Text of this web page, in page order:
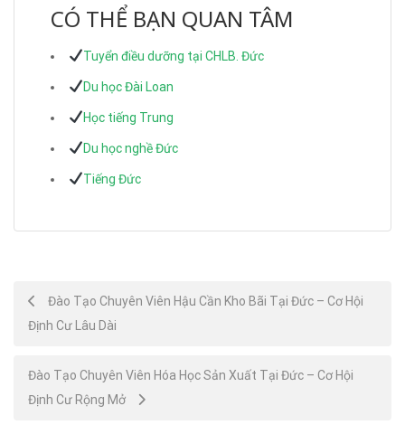
CÓ THỂ BẠN QUAN TÂM
Tuyển điều dưỡng tại CHLB. Đức
Du học Đài Loan
Học tiếng Trung
Du học nghề Đức
Tiếng Đức
Post
navigation
Đào Tạo Chuyên Viên Hậu Cần Kho Bãi Tại Đức – Cơ Hội
Định Cư Lâu Dài
Đào Tạo Chuyên Viên Hóa Học Sản Xuất Tại Đức – Cơ Hội
Định Cư Rộng Mở